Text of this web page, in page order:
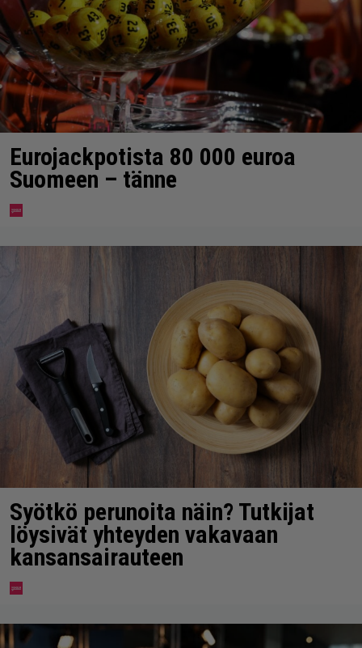
Eurojackpotista 80 000 euroa
Suomeen – tänne
Syötkö perunoita näin? Tutkijat
löysivät yhteyden vakavaan
kansansairauteen